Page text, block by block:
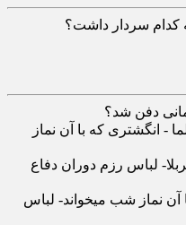
- انگشتری که با آن نماز
لباس رزم دوران دفاع
آن نماز شب میخواند- لباس